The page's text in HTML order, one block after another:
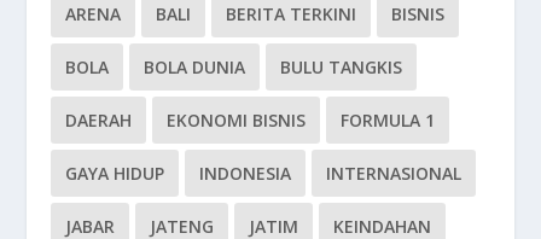
ARENA BALI BERITA TERKINI BISNIS
BOLA BOLA DUNIA BULU TANGKIS
DAERAH EKONOMI BISNIS FORMULA 1
GAYA HIDUP INDONESIA INTERNASIONAL
JABAR JATENG JATIM KEINDAHAN